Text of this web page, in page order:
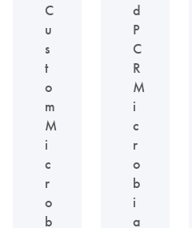
C
u
s
t
o
m
M
i
c
r
o
b
d
P
C
R
M
i
c
r
o
b
i
a